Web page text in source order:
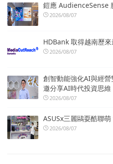
鎧應 AudienceSense
2026/08/07
HDBank 取得越南歷
2026/08/07
創智動能強化AI與經
邀分享AI時代投資思維
2026/08/07
ASUSx三麗鷗耍酷聯
2026/08/07